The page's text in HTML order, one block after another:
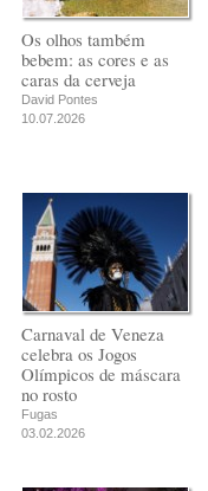
Os olhos também
bebem: as cores e as
caras da cerveja
David Pontes
10.07.2026
Carnaval de Veneza
celebra os Jogos
Olímpicos de máscara
no rosto
Fugas
03.02.2026